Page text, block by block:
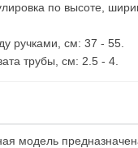
по высоте,
ручками, см: 37 - 55.
трубы, см: 2.5 - 4.
модель